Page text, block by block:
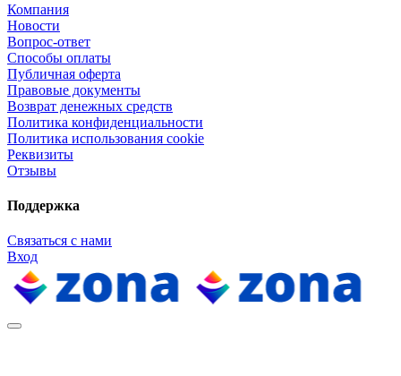
Компания
Новости
Вопрос-ответ
Способы оплаты
Публичная оферта
Правовые документы
Возврат денежных средств
Политика конфиденциальности
Политика использования cookie
Реквизиты
Отзывы
Поддержка
Связаться с нами
Вход